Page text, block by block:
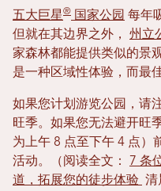
五大巨星® 国家公园 每年
但就在其边界之外， 州立
家森林都能提供类似的景
是一种区域性体验，而最
如果您计划游览公园，请
旺季。如果您无法避开旺
为上午 8 点至下午 4 点）
活动。（阅读全文：
7 条
道，拓展您的徒步体验 清